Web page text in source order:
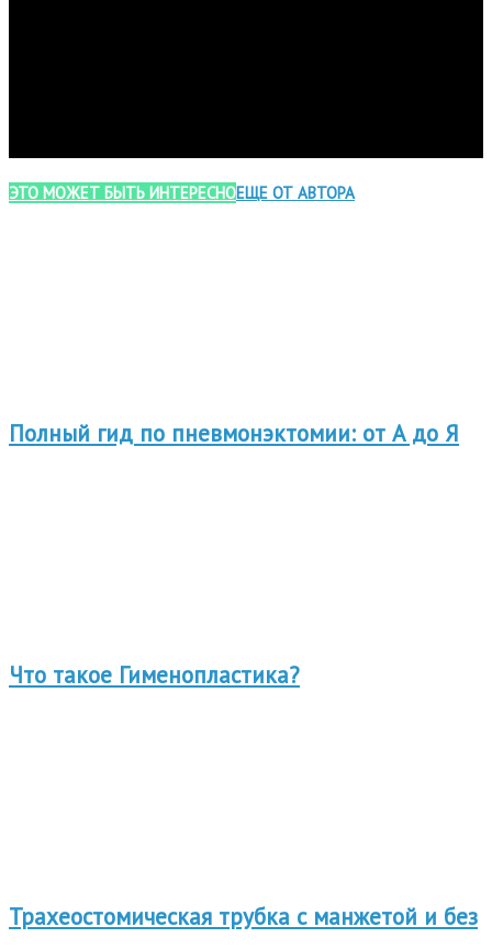
ЭТО МОЖЕТ БЫТЬ ИНТЕРЕСНОЕЩЕ ОТ АВТОРА
Полный гид по пневмонэктомии: от А до Я
Что такое Гименопластика?
Трахеостомическая трубка с манжетой и без